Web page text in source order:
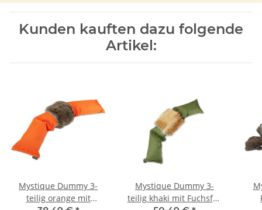
Kunden kauften dazu folgende
Artikel:
Mystique Dummy 3-
teilig orange mit
Mystique Dummy 3-
teilig khaki mit Fuchsfell